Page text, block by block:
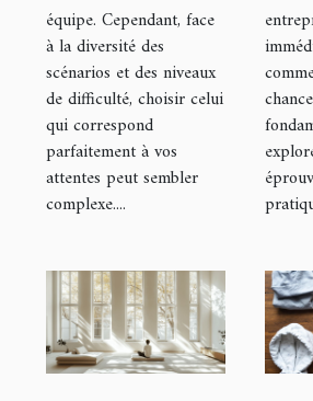
équipe. Cependant, face
à la diversité des
scénarios et des niveaux
de difficulté, choisir celui
qui correspond
parfaitement à vos
attentes peut sembler
complexe....